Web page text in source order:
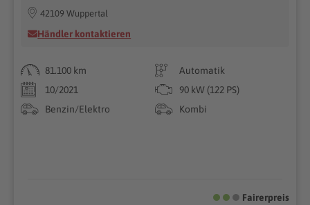
42109 Wuppertal
Händler kontaktieren
81.100 km
Automatik
10/2021
90 kW (122 PS)
Benzin/Elektro
Kombi
Fairerpreis